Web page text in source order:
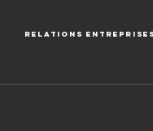
Relations entreprises